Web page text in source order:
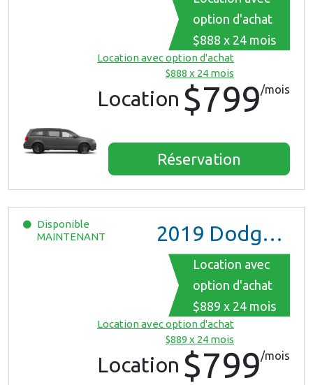
option d'achat
$888 x 24 mois
Location avec option d'achat
$888 x 24 mois
Location $799/mois
Réservation
Disponible
MAINTENANT
2019 Dodge Grand Caravan
Location avec
option d'achat
$889 x 24 mois
Location avec option d'achat
$889 x 24 mois
Location $799/mois